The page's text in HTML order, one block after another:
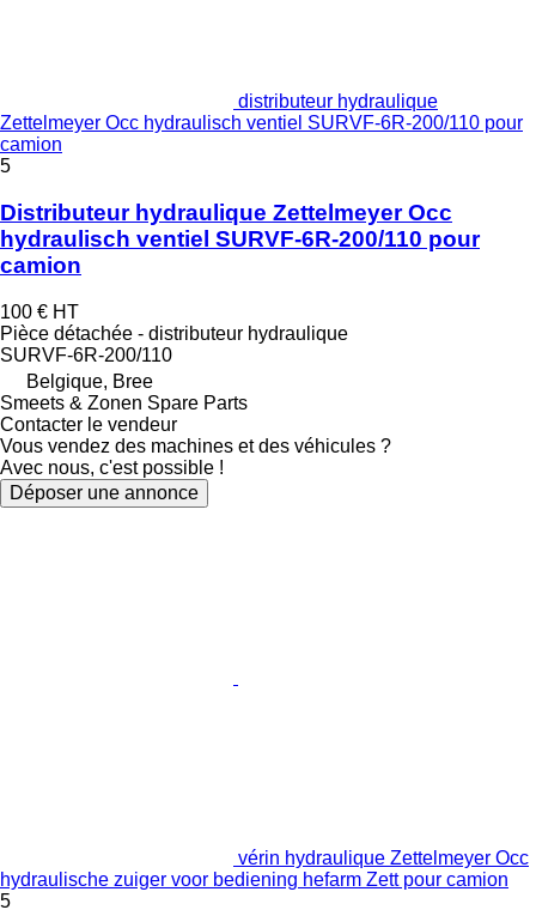
distributeur hydraulique
Zettelmeyer Occ hydraulisch ventiel SURVF-6R-200/110 pour
camion
5
Distributeur hydraulique Zettelmeyer Occ
hydraulisch ventiel SURVF-6R-200/110 pour
camion
100 € HT
Pièce détachée - distributeur hydraulique
SURVF-6R-200/110
Belgique, Bree
Smeets & Zonen Spare Parts
Contacter le vendeur
Vous vendez des machines et des véhicules ?
Avec nous, c'est possible !
Déposer une annonce
vérin hydraulique Zettelmeyer Occ
hydraulische zuiger voor bediening hefarm Zett pour camion
5